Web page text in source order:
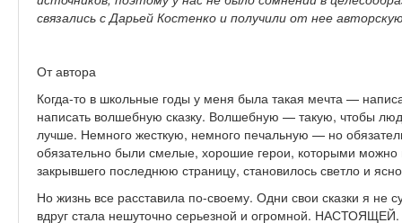
связались с Дарьей Костенко и получили от нее
От автора
Когда-то в школьные годы у меня была такая мечта —
написать волшебную сказку. Волшебную — такую, чтобы
лучше. Немного жесткую, немного печальную — но
обязательно были смелые, хорошие герои, которыми можно
закрывшего последнюю страницу, становилось светло и
Но жизнь все расставила по-своему. Одни свои сказки я не
вдруг стала нешуточно серьезной и огромной.